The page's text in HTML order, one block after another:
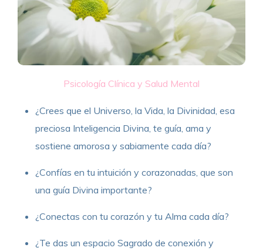
Psicología Clínica y Salud Mental
¿Crees que el Universo, la Vida, la Divinidad, esa
preciosa Inteligencia Divina, te guía, ama y
sostiene amorosa y sabiamente cada día?
¿Confías en tu intuición y corazonadas, que son
una guía Divina importante?
¿Conectas con tu corazón y tu Alma cada día?
¿Te das un espacio Sagrado de conexión y